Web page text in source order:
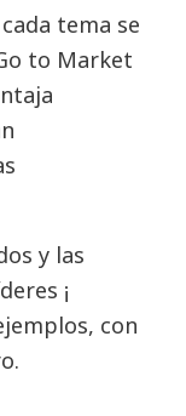
tema se
to Market
y las
¡
con